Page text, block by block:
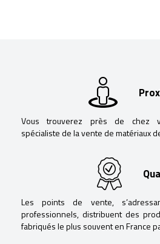
Vous trouverez près de chez
spécialiste de la vente de matériaux
Les points de vente,
professionnels, distribuent des
fabriqués le plus souvent en France